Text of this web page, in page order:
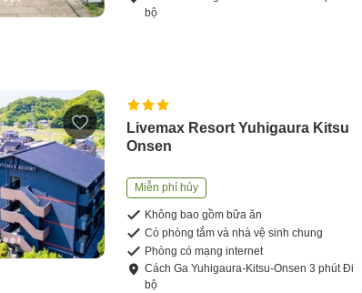
bộ
Livemax Resort Yuhigaura Kitsu
Onsen
Miễn phí hủy
Không bao gồm bữa ăn
Có phòng tắm và nhà vệ sinh chung
Phòng có mạng internet
CáchGa Yuhigaura-Kitsu-Onsen3 phútĐi
bộ